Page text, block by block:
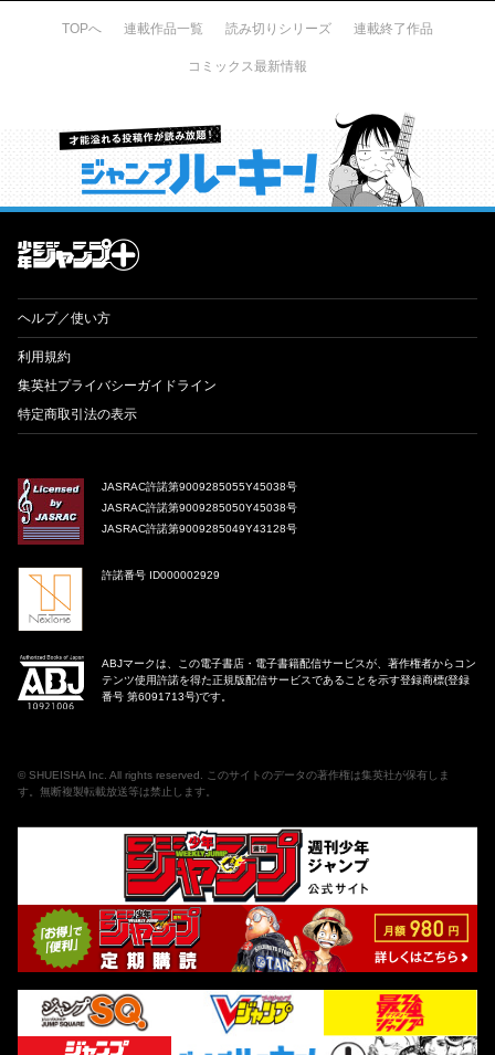
TOPへ 連載作品一覧 読み切りシリーズ 連載終了作品
コミックス最新情報
才能溢れる投稿作が読み放題！ ジャンプルーキー！
ヘルプ／使い方
利用規約
集英社プライバシーガイドライン
特定商取引法の表示
JASRAC許諾第9009285055Y45038号
JASRAC許諾第9009285050Y45038号
JASRAC許諾第9009285049Y43128号
許諾番号 ID000002929
ABJマークは、この電子書店・電子書籍配信サービスが、著作権者からコン
テンツ使用許諾を得た正規版配信サービスであることを示す登録商標(登録
番号 第6091713号)です。
© SHUEISHA Inc. All rights reserved. このサイトのデータの著作権は集英社が保有しま
す。無断複製転載放送等は禁止します。